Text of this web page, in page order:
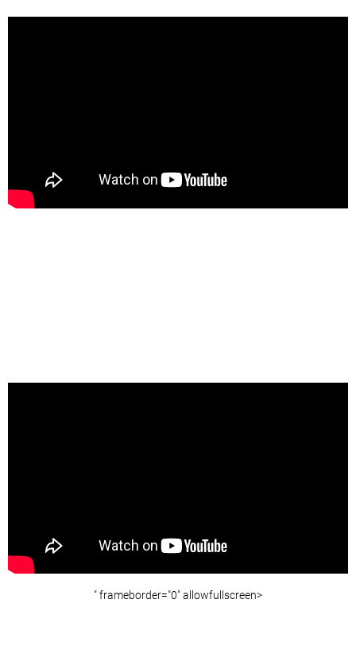
" frameborder="0" allowfullscreen>